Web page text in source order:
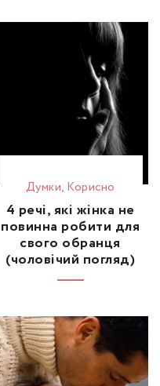
Думки, Корисно
4 речі, які жінка не
повинна робити для
свого обранця
(чоловічий погляд)